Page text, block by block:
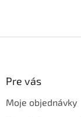
Pre vás
Moje objednávky